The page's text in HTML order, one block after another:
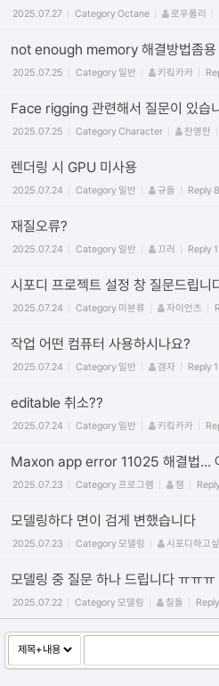
2025.07.27 CategoryOctane 로우폴리
not enough memory 해결방법좀용
2025.07.25 Category일반 키킼카카
Face rigging 관련해서 질문이 있습
2025.07.25 CategoryCharacter 찬영한
렌더링 시 GPU 미사용
2025.07.24 Category일반 규들 Reply8
재질오류?
2025.07.24 Category일반 끄러 Reply1
시포디 프로젝트 설정 창 질문드립니
2025.07.24 Category 미분류 자이언츠
작업 어떤 컴퓨터 사용하시나요?
2025.07.24 Category일반 갬자 Reply1
editable 취소??
2025.07.24 Category일반 키킼카카
Maxon app error 11025 해결법...
2025.07.23 Category프로그램 잼
모델링하다 면이 검게 변했습니다
2025.07.23 Category모델링 시포디하고
모델링 중 질문 하나 드립니다 ㅠㅠㅠ
2025.07.22 Category모델링 칠돌 Reply